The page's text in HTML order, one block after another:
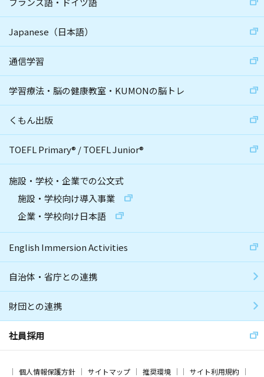
Japanese（日本語）
通信学習
学習療法・脳の健康教室・KUMONの脳トレ
くもん出版
TOEFL Primary® /TOEFL Junior®
施設・学校・企業での公文式
施設・学校向け導入事業
企業・学校向け日本語
English Immersion Activities
自治体・省庁との連携
財団との連携
社員採用
個人情報保護方針 サイトマップ 推奨環境 サイト利用規約